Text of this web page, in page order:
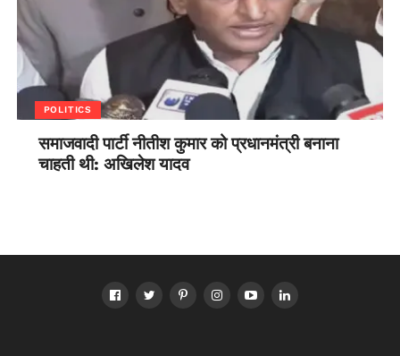
POLITICS
समाजवादी पार्टी नीतीश कुमार को प्रधानमंत्री बनाना
चाहती थी: अखिलेश यादव